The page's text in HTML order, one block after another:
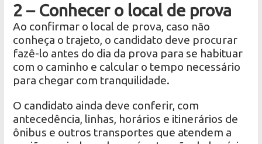
2 – Conhecer o local de prova
Ao confirmar o local de prova, caso não
conheça o trajeto, o candidato deve procurar
fazê-lo antes do dia da prova para se habituar
com o caminho e calcular o tempo necessário
para chegar com tranquilidade.
O candidato ainda deve conferir, com
antecedência, linhas, horários e itinerários de
ônibus e outros transportes que atendem a